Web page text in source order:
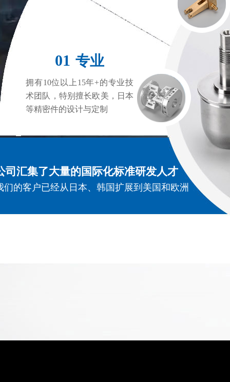
司汇集了大量的国际化标准研发人才
们的客户已经从日本、韩国扩展到美国和欧洲
01 专业
拥有10位以上15年+的专业技
术团队，特别擅长欧美，日本
等精密件的设计与定制